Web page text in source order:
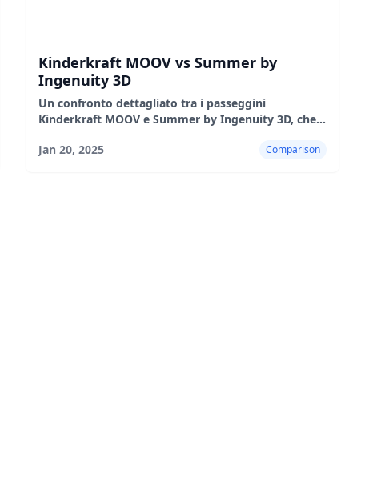
Kinderkraft MOOV vs Summer by
Ingenuity 3D
Un confronto dettagliato tra i passeggini
Kinderkraft MOOV e Summer by Ingenuity 3D, che
aiutarti a prendere una decisione informata.
Jan 20, 2025 Comparison